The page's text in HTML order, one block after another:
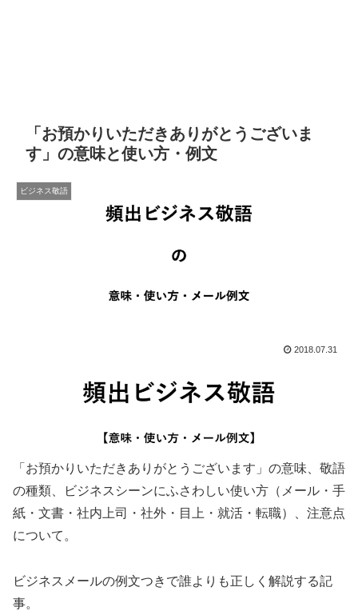
「お預かりいただきありがとうございま
す」の意味と使い方・例文
ビジネス敬語
2018.07.31
「お預かりいただきありがとうございます」の意味、敬語
の種類、ビジネスシーンにふさわしい使い方（メール・手
紙・文書・社内上司・社外・目上・就活・転職）、注意点
について。
ビジネスメールの例文つきで誰よりも正しく解説する記
事。